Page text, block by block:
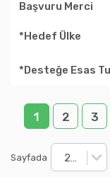
1 2 3
Sayfada 20